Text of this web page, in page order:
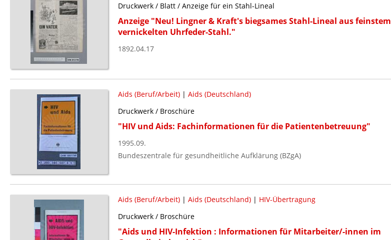
Druckwerk / Blatt / Anzeige für ein Stahl-Lineal
Anzeige "Neu! Lingner & Kraft's biegsames Stahl-Lineal aus feinstem
vernickelten Uhrfeder-Stahl."
1892.04.17
Aids (Beruf/Arbeit)| Aids (Deutschland)
Druckwerk / Broschüre
"HIV und Aids: Fachinformationen für die Patientenbetreuung"
1995.09.
Bundeszentrale für gesundheitliche Aufklärung (BZgA)
Aids (Beruf/Arbeit)| Aids (Deutschland)| HIV-Übertragung
Druckwerk / Broschüre
"Aids und HIV-Infektion : Informationen für Mitarbeiter/-innen im